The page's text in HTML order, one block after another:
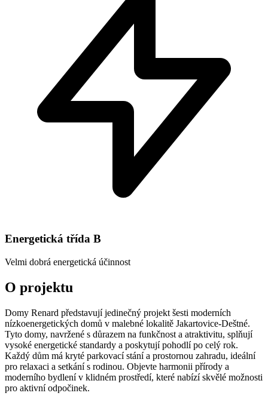
Energetická třída B
Velmi dobrá energetická účinnost
O projektu
Domy Renard představují jedinečný projekt šesti moderních
nízkoenergetických domů v malebné lokalitě Jakartovice-Deštné.
Tyto domy, navržené s důrazem na funkčnost a atraktivitu, splňují
vysoké energetické standardy a poskytují pohodlí po celý rok.
Každý dům má kryté parkovací stání a prostornou zahradu, ideální
pro relaxaci a setkání s rodinou. Objevte harmonii přírody a
moderního bydlení v klidném prostředí, které nabízí skvělé možnosti
pro aktivní odpočinek.